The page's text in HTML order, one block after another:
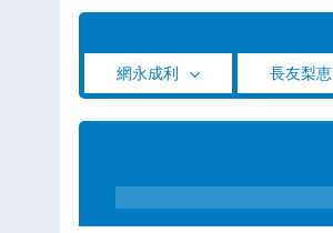
網永成利 長友梨恵